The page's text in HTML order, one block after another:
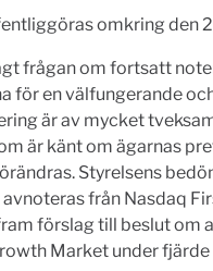
omkring den
frågan om fortsatt
för en välfungerande
är av mycket
är känt om ägarnas
Styrelsens
från Nasdaq
förslag till beslut om
Market under